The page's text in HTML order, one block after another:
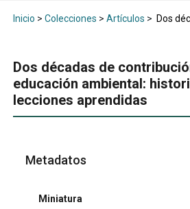
Inicio > Colecciones > Artículos > Dos
Dos décadas de
educación ambiental:
lecciones aprendidas
Metadatos
Miniatura